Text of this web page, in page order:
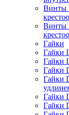
Винты
Винты
Гайки
Гайки
Гайки
Гайки
Гайки
Гайки
Гайки